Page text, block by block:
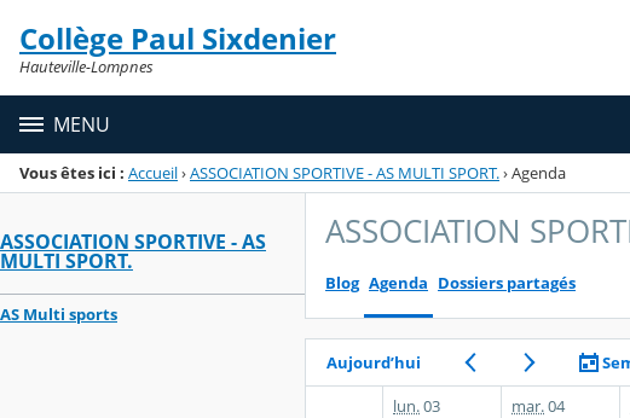
Menu de la rubrique
Contenu
Collège Paul Sixdenier
Hauteville-Lompnes
MENU
Vous êtes ici : Accueil›ASSOCIATION SPORTIVE - AS MULTI SPORT.›Agenda
ASSOCIATION SPORTIVE - AS
MULTI SPORT.
AS Multi sports
ASSOCIATION
Blog Agenda Dossiers partagés
Aujourd’hui
lun.03 mar.04